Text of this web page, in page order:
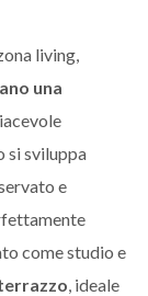
living,
una
si sviluppa
e
come studio e
, ideale